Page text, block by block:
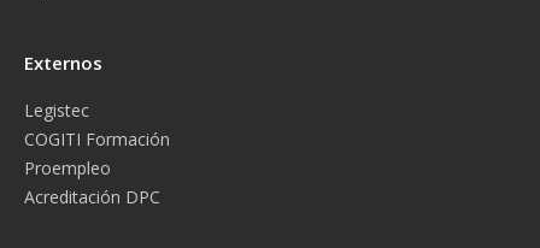
Externos
Legistec
COGITI Formación
Proempleo
Acreditación DPC